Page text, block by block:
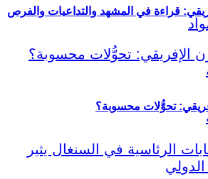
قراءة في المشهد والتداعيات والفرص
تحوُّلات محسوبة؟